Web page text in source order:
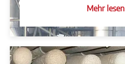
Mehr lesen